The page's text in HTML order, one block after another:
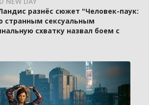
разнёс сюжет "Человек-паук:
странным сексуальным
схватку назвал боем с